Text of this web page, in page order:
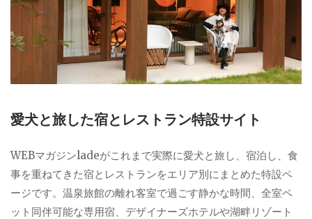
愛犬と旅した宿とレストラン特設サイト
WEBマガジンladeがこれまで実際に愛犬と旅し、宿泊し、食
事を重ねてきた宿とレストランをエリア別にまとめた特設ペ
ージです。温泉旅館の離れ客室で過ごす静かな時間、全室ペ
ット同伴可能な専用宿、デザイナーズホテルや湖畔リゾート